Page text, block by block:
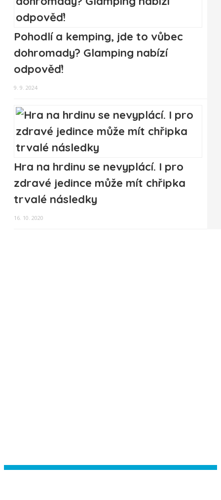
Pohodlí a kemping, jde to vůbec
dohromady? Glamping nabízí
odpověď!
9. 9. 2024
Hra na hrdinu se nevyplácí. I pro
zdravé jedince může mít chřipka
trvalé následky
16. 10. 2020